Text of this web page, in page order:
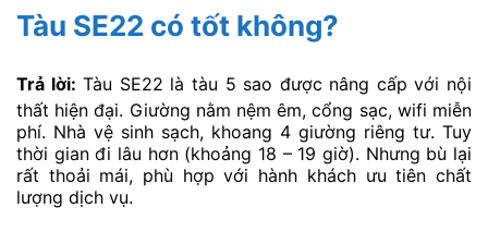
Tàu SE22 có tốt không?
Trả lời: Tàu SE22 là tàu 5 sao được nâng cấp với nội
thất hiện đại. Giường nằm nệm êm, cổng sạc, wifi miễn
phí. Nhà vệ sinh sạch, khoang 4 giường riêng tư. Tuy
thời gian đi lâu hơn (khoảng 18 – 19 giờ). Nhưng bù lại
rất thoải mái, phù hợp với hành khách ưu tiên chất
lượng dịch vụ.